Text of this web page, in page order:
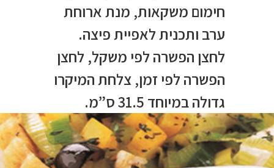
חימום משקאות, מנת ארוחת
ערב ותכנית לאפיית פיצה.
לחצן הפשרה לפי משקל, לחצן
הפשרה לפי זמן, צלחת המיקרו
גדולה במיוחד 31.5 ס”מ.